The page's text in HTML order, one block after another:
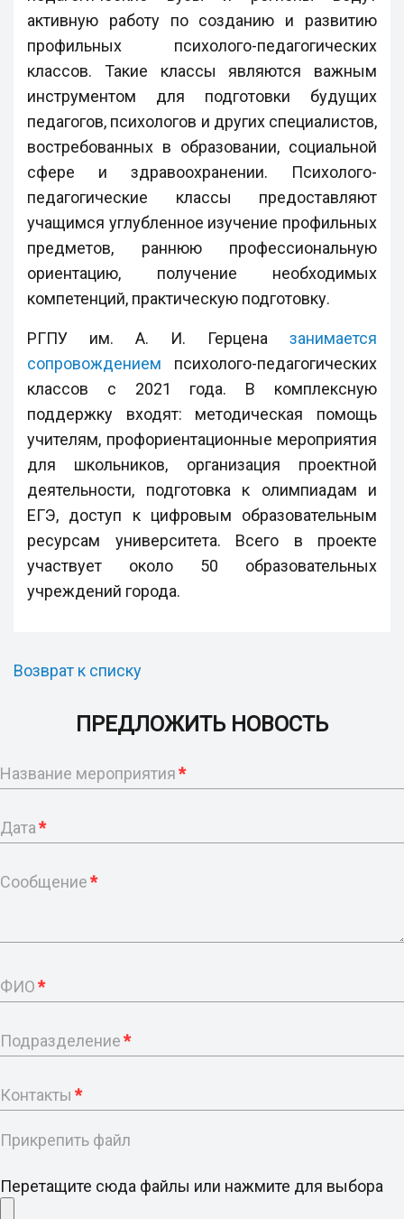
активную работу по созданию и развитию
профильных психолого-педагогических
классов. Такие классы являются важным
инструментом для подготовки будущих
педагогов, психологов и других специалистов,
востребованных в образовании, социальной
сфере и здравоохранении. Психолого-
педагогические классы предоставляют
учащимся углубленное изучение профильных
предметов, раннюю профессиональную
ориентацию, получение необходимых
компетенций, практическую подготовку.
РГПУ им. А. И. Герцена занимается
сопровождением психолого-педагогических
классов с 2021 года. В комплексную
поддержку входят: методическая помощь
учителям, профориентационные мероприятия
для школьников, организация проектной
деятельности, подготовка к олимпиадам и
ЕГЭ, доступ к цифровым образовательным
ресурсам университета. Всего в проекте
участвует около 50 образовательных
учреждений города.
Возврат к списку
ПРЕДЛОЖИТЬ НОВОСТЬ
Название мероприятия*
Дата*
Сообщение*
ФИО*
Подразделение*
Контакты *
Прикрепить файл
Перетащите сюда файлы или нажмите для выбора